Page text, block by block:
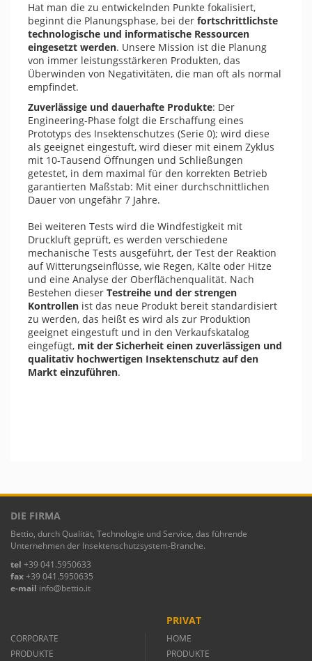
Hat man die zu entwickelnden Punkte fokalisiert,
beginnt die Planungsphase, bei der fortschrittlichste
technologische und informatische Ressourcen
eingesetzt werden. Unsere Mission ist die Planung
von immer leistungsstärkeren Produkten, das
Überwinden von Negativitäten, die man oft als normal
empfindet.
Zuverlässige und dauerhafte Produkte: Der
Engineering-Phase folgt die Erschaffung eines
Prototyps des Insektenschutzes (Serie 0); wird diese
als geeignet eingestuft, wird dieser mit einem Zyklus
mit 10-Tausend Öffnungen und Schließungen
getestet, in dem maximal für den korrekten Betrieb
garantierten Maßstab: Mit einer durchschnittlichen
Dauer von ungefähr 7 Jahre.
Bei weiteren Tests wird die Windfestigkeit mit
Druckluft geprüft, es werden verschiedene
mechanische Tests ausgeführt, der Test der Reaktion
auf Witterungseinflüsse, wie Regen, Kälte oder Hitze
und eine Analyse der Oberflächenqualität. Nach
Bestehen dieser Testreihe und der strengen
Kontrollen ist das neue Produkt bereit standardisiert
zu werden, das heißt es wird als zur Produktion
geeignet eingestuft und in den Verkaufskatalog
eingefügt, mit der Sicherheit einen zuverlässigen und
qualitativ hochwertigen Insektenschutz auf den
Markt einzuführen.
DIE FIRMA
Bettio, durch Qualität, Technologie und Service, das führende
Unternehmen der Insektenschutzsystem-Branche.
tel +39 041.5950633
fax+39 041.5950635
e-mail info@bettio.it
CORPORATE
PRODUKTE
PRIVAT
HOME
PRODUKTE